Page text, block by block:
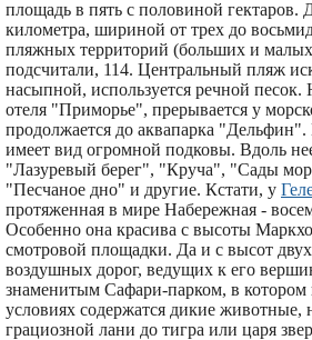
площадь в пять с половиной гектаров.
километра, шириной от трех до
пляжных территорий (больших и малых
подсчитали, 114. Центральный пляж
насыпной, используется речной песок.
отеля "Приморье", прерывается у
продолжается до аквапарка "Дельфин".
имеет вид огромной подковы. Вдоль
"Лазуревый берег", "Круча", "Сады
"Песчаное дно" и другие. Кстати, у
протяженная в мире Набережная -
Особенно она красива с высоты
смотровой площадки. Да и с высот
воздушных дорог, ведущих к его
знаменитым Сафари-парком, в
условиях содержатся дикие животные,
грациозной лани до тигра или царя